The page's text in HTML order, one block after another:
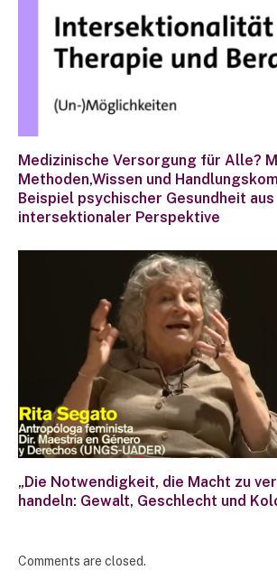
Medizinische Versorgung für Alle?
Methoden,Wissen und
Beispiel psychischer Gesundheit aus
intersektionaler Perspektive
„Die Notwendigkeit, die Macht zu
handeln: Gewalt, Geschlecht und
Comments are closed.